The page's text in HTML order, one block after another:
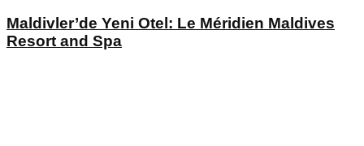
Maldivler’de Yeni Otel: Le Méridien Maldives
Resort and Spa